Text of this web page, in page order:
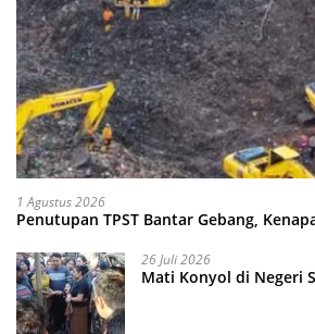
1 Agustus 2026
Penutupan TPST Bantar Gebang,
26 Juli 2026
Mati Konyol di Negeri